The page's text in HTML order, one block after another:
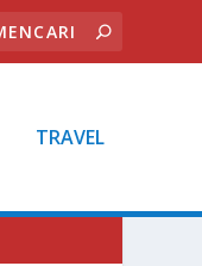
TRAVEL